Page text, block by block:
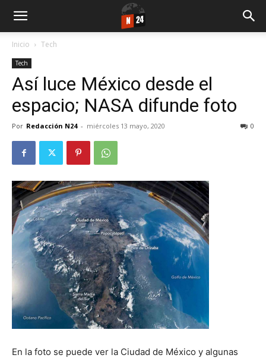
Inicio Tech
Tech
Así luce México desde el
espacio; NASA difunde foto
Por Redacción N24 - miércoles 13 mayo, 2020 0
En la foto se puede ver la Ciudad de México y algunas